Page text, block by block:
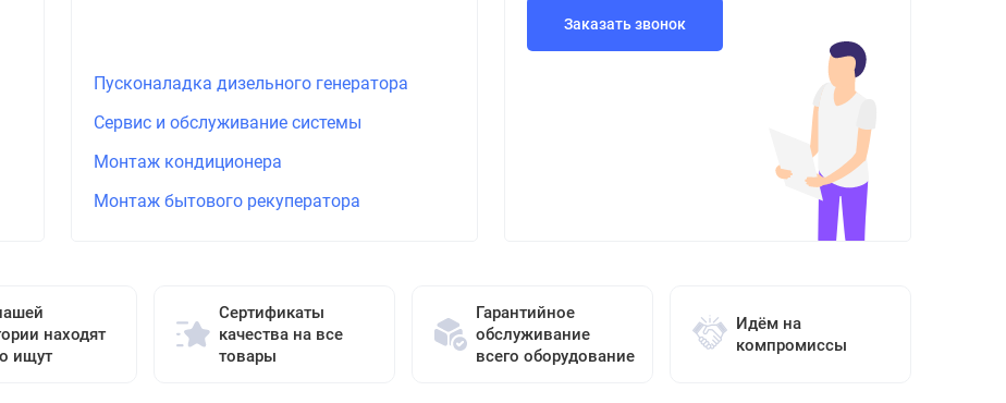
Пусконаладка дизельного генератора
Сервис и обслуживание системы
Монтаж кондиционера
Монтаж бытового рекуператора
Заказать звонок
находят
ищут
Сертификаты
качества на все
товары
Гарантийное
обслуживание
всего оборудование
Идём на
компромиссы